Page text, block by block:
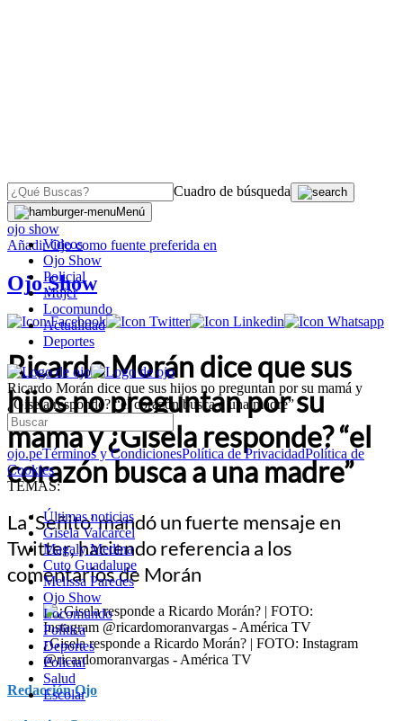
Cuadro de búsqueda
Menú
Videos
Ojo Show
Policial
Mujer
Locomundo
Actualidad
Deportes
Ricardo Morán dice que sus hijos no preguntan por su mamá y
¿Gisela responde? “el corazón busca a una madre”
ojo.peTérminos y CondicionesPolítica de PrivacidadPolítica de
Cookies
TEMAS:
Últimas noticias
Gisela Valcarcel
Magaly Medina
Cuto Guadalupe
Melissa Paredes
Ojo Show
Locomundo
Política
Deportes
Policial
Salud
Escolar
OJO
ojo show
AñadirOjocomo fuente preferida en
Ojo Show
Ricardo Morán dice que sus
hijos no preguntan por su
mamá y ¿Gisela responde? “el
corazón busca a una madre”
La ‘Señito’ mandó un fuerte mensaje en
Twitter, haciendo referencia a los
comentarios de Morán
¿Gisela responde a Ricardo Morán? | FOTO: Instagram
@ricardomoranvargas - América TV
Redacción Ojo